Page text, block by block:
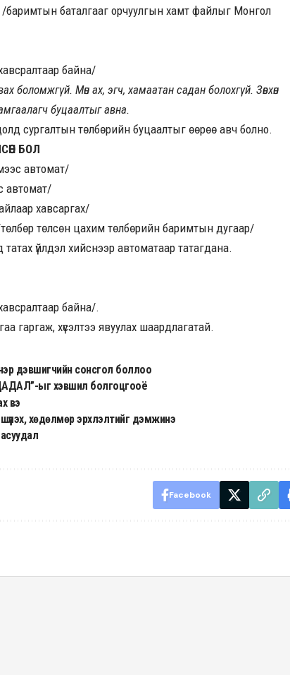
баталгааг орчуулгын хамт файлыг Монгол
байна/
боломжгүй. Мөн ах, эгч, хамаатан садан болохгүй. Зөвхөн
буцаалтыг авна.
сургалтын төлбөрийн буцаалтыг өөрөө авч болно.
БОЛ
автомат/
автомат/
хавсаргах/
төлсөн цахим төлбөрийн баримтын дугаар/
үйлдэл хийснээр автоматаар татагдана.
байна/.
гаргаж, хүсэлтээ явуулах шаардлагатай.
дэвшигчийн сонсгол боллоо
ДАДАЛ”-ыг хэвшил болгоцгооё
вэ
хөдөлмөр эрхлэлтийг дэмжинэ
Facebook